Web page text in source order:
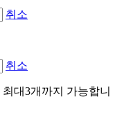
취소
취소
대3개까지 가능합니